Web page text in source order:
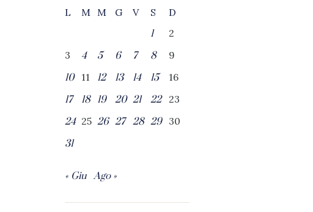
L
M M G V S
D
1
2
3
4 5 6 7 8
9
10
11 12 13 14 15
16
17
18 19 20 21 22
23
24 25 26 27 28 29
30
31
« Giu Ago »